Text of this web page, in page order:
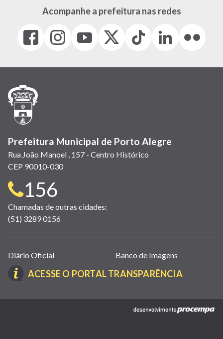
Acompanhe a prefeitura nas redes
Facebook
(link
em
janela)
Instagram
(link
em
(link
em
(Antigo
(link
Tiktok
(link
em
LinkedIn
(link
em
(link
em
Prefeitura Municipal de Porto Alegre
Rua João Manoel , 157 - Centro Histórico
CEP 90010-030
Telefone
para
contato:
156
Chamadas de outras cidades:
(51) 3289 0156
Links
úteis
(abrem
nova
Diário Oficial Banco de Imagens
ACESSE O PORTAL TRANSPARÊNCIA(LINK
EM
NOVA